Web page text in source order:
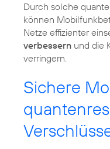
Durch solche
können
Netze effizienter
verbessern und die
verringern.
Sichere